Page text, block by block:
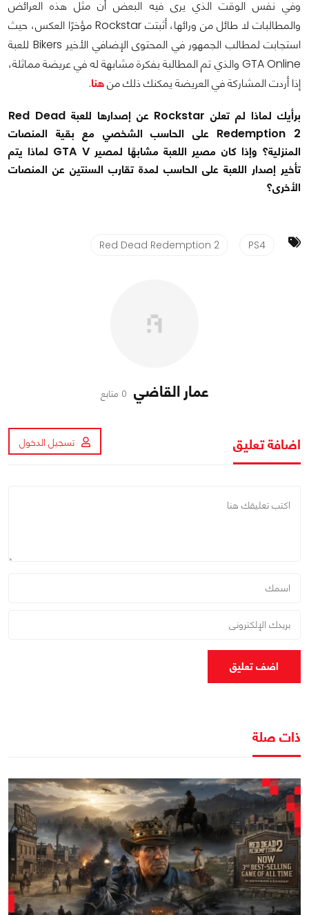
وفي نفس الوقت الذي يرى فيه البعض أن مثل هذه العرائض
والمطالبات لا طائل من ورائها، أثبتت Rockstar مؤخرًا العكس، حيث
استجابت لمطالب الجمهور في المحتوى الإضافي الأخير Bikers للعبة
GTA Online والذي تم المطالبة بفكرة مشابهة له في عريضة مماثلة،
إذا أردت المشاركة في العريضة يمكنك ذلك منهنا.
برأيك لماذا لم تعلن Rockstar عن إصدارها للعبة Red Dead
Redemption 2 على الحاسب الشخصي مع بقية المنصات
المنزلية؟ وإذا كان مصير اللعبة مشابهًا لمصير GTA V لماذا يتم
تأخير إصدار اللعبة على الحاسب لمدة تقارب السنتين عن المنصات
الأخرى؟
PS4
Red Dead Redemption 2
عمار القاضي 0 متابع
اضافة تعليق تسجيل الدخول
اضف تعليق
ذات صلة